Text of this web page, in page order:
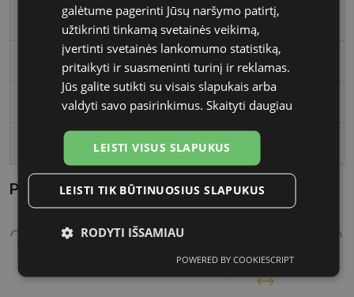
Rėmelio forma Kvadratas
Vartotojų grupė Vyrams
Lęšio plotis 55
Tarpnosės plotis, mm 16
Parametrai Kaip sužinoti savo akinių dydį?
galėtume pagerinti Jūsų naršymo patirtį,
užtikrinti tinkamą svetainės veikimą,
įvertinti svetainės lankomumo statistiką,
pritaikyti ir suasmeninti turinį ir reklamas.
Jūs galite sutikti su visais slapukais arba
valdyti savo pasirinkimus. Skaityti daugiau
LEISTI VISUS SLAPUKUS
LEISTI TIK BŪTINUOSIUS SLAPUKUS
RODYTI IŠSAMIAU
slapukai
Statistikos
slapukai
Rinkodaros
slapukai
POWERED BY COOKIESCRIPT